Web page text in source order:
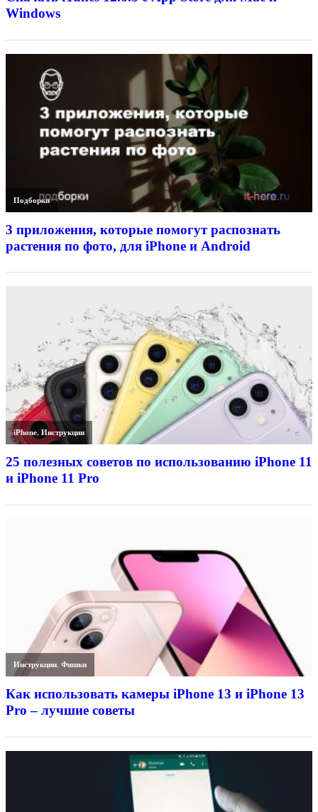
Windows
Подборки
3 приложения, которые помогут распознать
растения по фото, для iPhone и Android
iPhone,Инструкции
25 полезных советов по использованию iPhone 11
и iPhone 11 Pro
Инструкции,Фишки
Как использовать камеры iPhone 13 и iPhone 13
Pro – лучшие советы